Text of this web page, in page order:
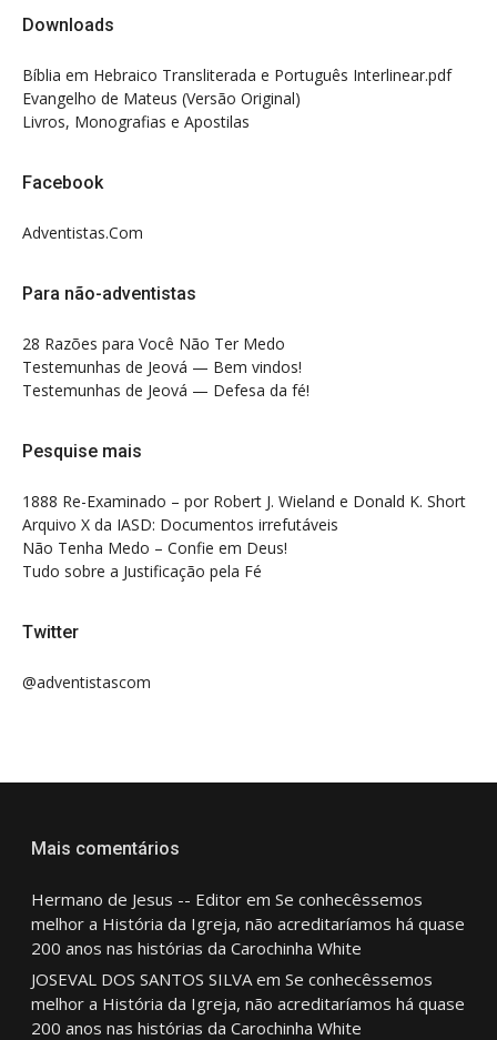
Downloads
Bíblia em Hebraico Transliterada e Português Interlinear.pdf
Evangelho de Mateus (Versão Original)
Livros, Monografias e Apostilas
Facebook
Adventistas.Com
Para não-adventistas
28 Razões para Você Não Ter Medo
Testemunhas de Jeová — Bem vindos!
Testemunhas de Jeová — Defesa da fé!
Pesquise mais
1888 Re-Examinado – por Robert J. Wieland e Donald K. Short
Arquivo X da IASD: Documentos irrefutáveis
Não Tenha Medo – Confie em Deus!
Tudo sobre a Justificação pela Fé
Twitter
@adventistascom
Mais comentários
Hermano de Jesus -- Editorem Se conhecêssemos
melhor a História da Igreja, não acreditaríamos há quase
200 anos nas histórias da Carochinha White
JOSEVAL DOS SANTOS SILVAem Se conhecêssemos
melhor a História da Igreja, não acreditaríamos há quase
200 anos nas histórias da Carochinha White